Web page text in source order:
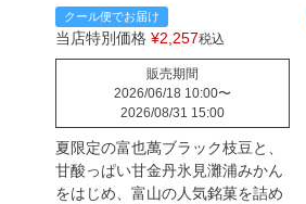
クール便でお届け
当店特別価格 ¥2,257税込
販売期間
2026/06/18 10:00〜
2026/08/31 15:00
夏限定の富也萬ブラック枝豆と、
甘酸っぱい甘金丹氷見灘浦みかん
をはじめ、富山の人気銘菓を詰め